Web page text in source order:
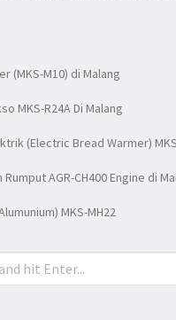
(MKS-M10) di Malang
MKS-R24A Di Malang
(Electric Bread Warmer)
AGR-CH400 Engine di
MKS-MH22